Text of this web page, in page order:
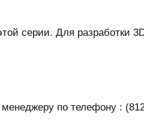
серии. Для разработки
по телефону :